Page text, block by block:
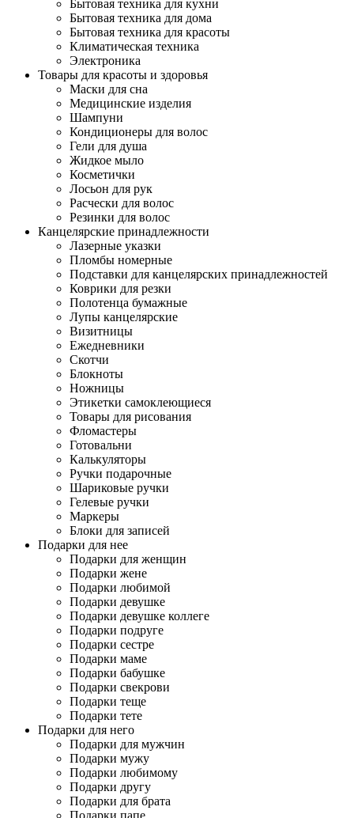
Бытовая техника для кухни
Бытовая техника для дома
Бытовая техника для красоты
Климатическая техника
Электроника
Товары для красоты и здоровья
Маски для сна
Медицинские изделия
Шампуни
Кондиционеры для волос
Гели для душа
Жидкое мыло
Косметички
Лосьон для рук
Расчески для волос
Резинки для волос
Канцелярские принадлежности
Лазерные указки
Пломбы номерные
Подставки для канцелярских принадлежностей
Коврики для резки
Полотенца бумажные
Лупы канцелярские
Визитницы
Ежедневники
Скотчи
Блокноты
Ножницы
Этикетки самоклеющиеся
Товары для рисования
Фломастеры
Готовальни
Калькуляторы
Ручки подарочные
Шариковые ручки
Гелевые ручки
Маркеры
Блоки для записей
Подарки для нее
Подарки для женщин
Подарки жене
Подарки любимой
Подарки девушке
Подарки девушке коллеге
Подарки подруге
Подарки сестре
Подарки маме
Подарки бабушке
Подарки свекрови
Подарки теще
Подарки тете
Подарки для него
Подарки для мужчин
Подарки мужу
Подарки любимому
Подарки другу
Подарки для брата
Подарки папе